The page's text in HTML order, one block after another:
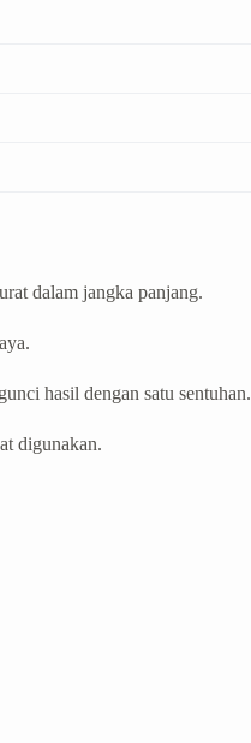
dalam jangka panjang.
hasil dengan satu sentuhan.
digunakan.